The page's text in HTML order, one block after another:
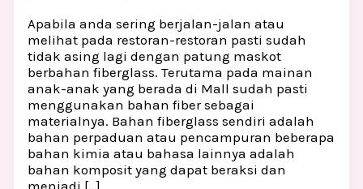
Apabila anda sering berjalan-jalan atau
melihat pada restoran-restoran pasti sudah
tidak asing lagi dengan patung maskot
berbahan fiberglass. Terutama pada mainan
anak-anak yang berada di Mall sudah pasti
menggunakan bahan fiber sebagai
materialnya. Bahan fiberglass sendiri adalah
bahan perpaduan atau pencampuran beberapa
bahan kimia atau bahasa lainnya adalah
bahan komposit yang dapat beraksi dan
menjadi […]